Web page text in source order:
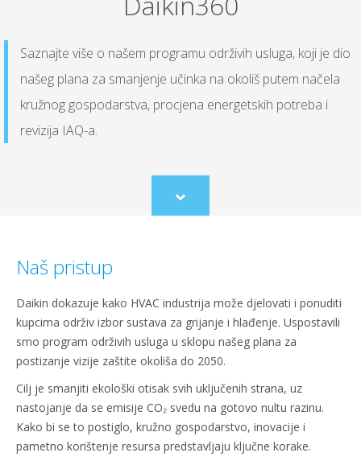
Saznajte više o našem programu održivih usluga, koji je dio
našeg plana za smanjenje učinka na okoliš putem načela
kružnog gospodarstva, procjena energetskih potreba i
revizija IAQ-a.
Scroll
to
Naš pristup
Daikin dokazuje kako HVAC industrija može djelovati i ponuditi
kupcima održiv izbor sustava za grijanje i hlađenje. Uspostavili
smo program održivih usluga u sklopu našeg plana za
postizanje vizije zaštite okoliša do 2050.
Cilj je smanjiti ekološki otisak svih uključenih strana, uz
nastojanje da se emisije CO₂ svedu na gotovo nultu razinu.
Kako bi se to postiglo, kružno gospodarstvo, inovacije i
pametno korištenje resursa predstavljaju ključne korake.